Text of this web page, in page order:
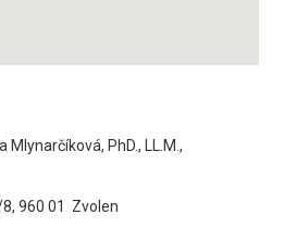
Mlynarčíková, PhD., LL.M.,
960 01 Zvolen